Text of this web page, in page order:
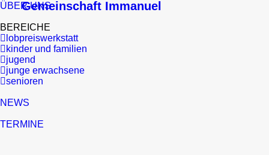
Gemeinschaft Immanuel
ÜBER UNS
BEREICHE
lobpreiswerkstatt
kinder und familien
jugend
junge erwachsene
senioren
NEWS
TERMINE